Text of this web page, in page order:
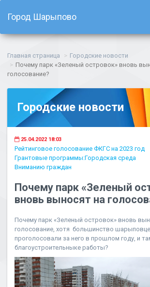
Город Шарыпово
Главная страница
Городские новости
Почему парк «Зеленый островок» вновь
голосование?
Городские новости
25.04.2022 18:03
Рейтинговое голосование ФКГС на 2023 год
Грантовые программы:Городская среда
Вниманию граждан
Почему парк «Зеленый
вновь выносят на
Почему парк «Зеленый островок» вновь
голосование, хотя большинство
проголосовали за него в прошлом году, и
благоустроительныке работы?